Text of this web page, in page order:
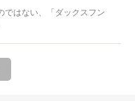
ではない、「ダックスフン